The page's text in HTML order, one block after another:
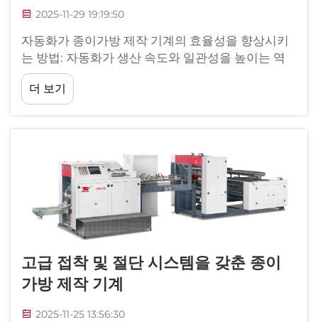
2025-11-29 19:19:50
자동화가 종이가방 제작 기계의 효율성을 향상시키
는 방법: 자동화가 생산 속도와 일관성을 높이는 역
할. 종이가방 제조에 자동화를 도입함으로써 공장 운
영 방식이 완전히 변화하였습니다...
더 보기
고급 접착 및 절단 시스템을 갖춘 종이
가방 제작 기계
2025-11-25 13:56:30